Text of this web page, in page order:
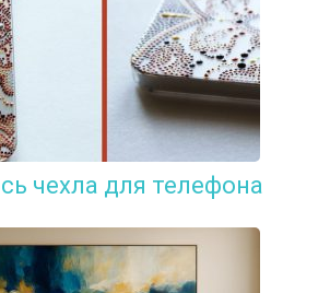
чехла для телефона